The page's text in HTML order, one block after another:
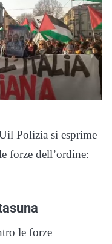
Polizia si esprime
forze dell’ordine:
le forze